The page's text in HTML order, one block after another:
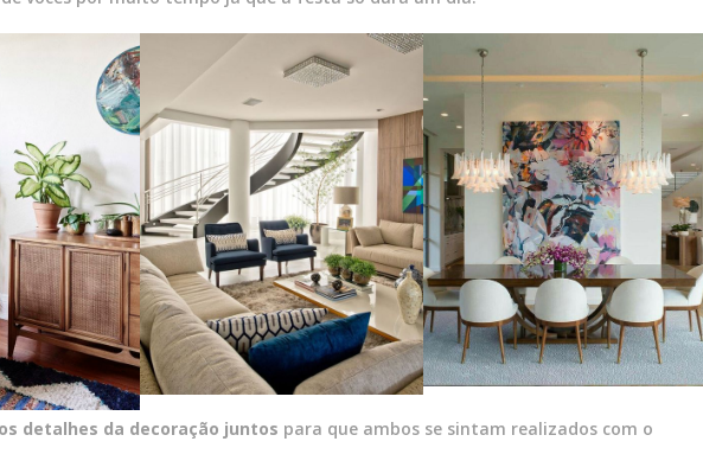
detalhes da decoração juntos para que ambos se sintam realizados com o